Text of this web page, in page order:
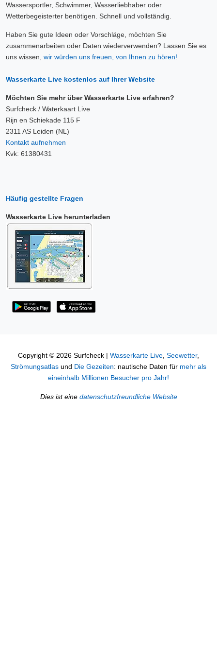
Wassersportler, Schwimmer, Wasserliebhaber oder
Wetterbegeisterter benötigen. Schnell und vollständig.
Haben Sie gute Ideen oder Vorschläge, möchten Sie
zusammenarbeiten oder Daten wiederverwenden? Lassen Sie es
uns wissen, wir würden uns freuen, von Ihnen zu hören!
Wasserkarte Live kostenlos auf Ihrer Website
Möchten Sie mehr über Wasserkarte Live erfahren?
Surfcheck / Waterkaart Live
Rijn en Schiekade 115 F
2311 AS Leiden (NL)
Kontakt aufnehmen
Kvk: 61380431
Häufig gestellte Fragen
Wasserkarte Live herunterladen
Copyright © 2026 Surfcheck | Wasserkarte Live, Seewetter,
Strömungsatlas und Die Gezeiten: nautische Daten für mehr als
eineinhalb Millionen Besucher pro Jahr!
Dies ist eine datenschutzfreundliche Website